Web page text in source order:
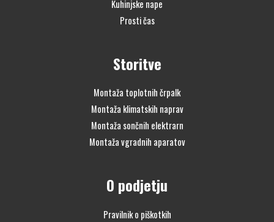
Kuhinjske nape
Prosti čas
Storitve
Montaža toplotnih črpalk
Montaža klimatskih naprav
Montaža sončnih elektrarn
Montaža vgradnih aparatov
O podjetju
Pravilnik o piškotkih